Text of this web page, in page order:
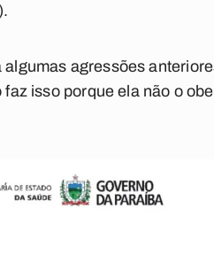
agressões
isso porque ela não o